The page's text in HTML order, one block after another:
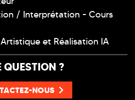
/ Interprétation - Cours
et Réalisation IA
QUESTION ?
NOUS